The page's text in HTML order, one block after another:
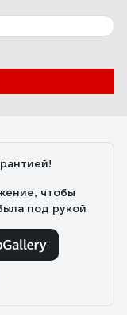
чтобы
под рукой